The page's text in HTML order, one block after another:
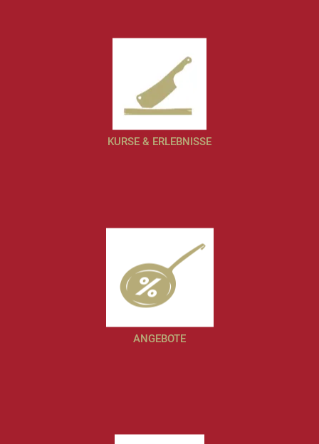
KURSE & ERLEBNISSE
ANGEBOTE